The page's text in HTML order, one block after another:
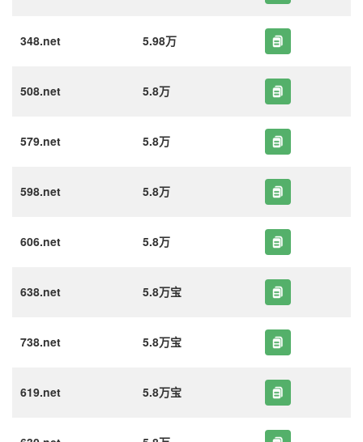
348.net 5.98万
508.net 5.8万
579.net 5.8万
598.net 5.8万
606.net 5.8万
638.net 5.8万宝
738.net 5.8万宝
619.net 5.8万宝